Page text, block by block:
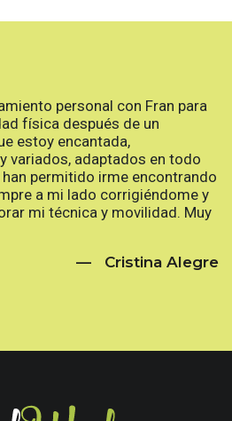
personal con Fran para
física después de un
estoy encantada,
variados, adaptados en todo
permitido irme encontrando
a mi lado corrigiéndome y
mi técnica y movilidad. Muy
— Cristina Alegre